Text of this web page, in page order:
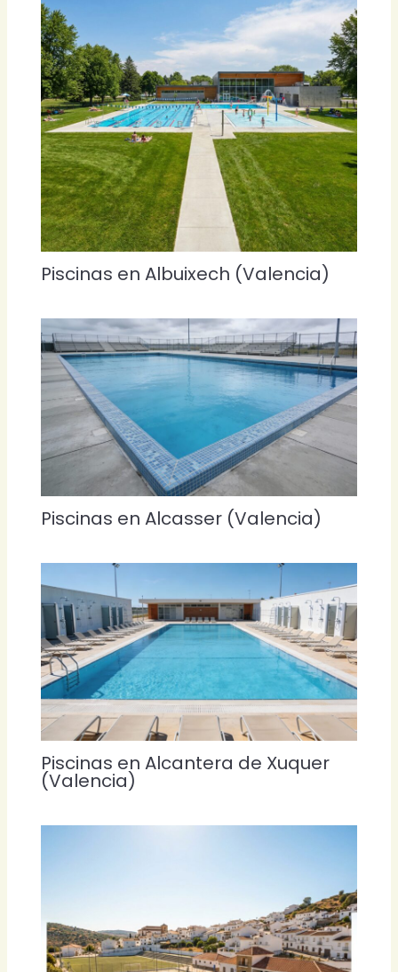
Piscinas en Albuixech (Valencia)
Piscinas en Alcasser (Valencia)
Piscinas en Alcantera de Xuquer
(Valencia)